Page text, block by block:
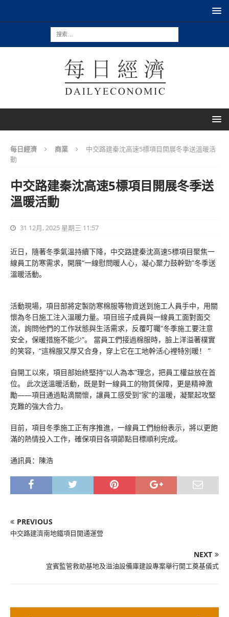
每日經濟 商業
中交路建秦沈高速5標項目開展冬季送溫暖活
動
中交路建秦沈高速5標項目開展冬季送
溫暖活動
31 12月, 2025 星期三 11:57
近日，隨著冬季氣溫持續下降，中交路建秦沈高速5標項目聚焦一
線員工防寒需求，開展“一線慰問暖人心，凝心聚力鼓幹勁”冬季送
溫暖活動。
活動現場，項目部將定製防寒棉服等物資送到施工人員手中，用關
懷為冬日施工注入溫暖力量。項目班子成員與一線員工面對面交
流，詢問他們的工作狀態與生活需求，反覆叮囑“冬季施工要注意
安全，保暖措施不能少”。 當員工們接過棉服時，臉上洋溢著樸實
的笑容，“這棉服又厚又合身，穿上它在工地幹活心裡特別暖！ ”
自開工以來，項目部始終堅持“以人為本”理念，把員工權益放在首
位。 此次送溫暖活動，既是對一線員工的物質保障，更是精神激
勵——項目通過點滴關懷，讓員工感受到“家”的溫暖，凝聚起攻堅
克難的強大合力。
目前，項目冬季施工正有序推進，一線員工們紛紛表示，將以更飽
滿的熱情投入工作，確保項目各項節點目標順利完成。
通訊員：陳浩
PREVIOUS
中交路建濟南地鐵項目開通運營
NEXT
宜賓監管救助基地及溢油設備庫建設專案舉行開工奠基儀式